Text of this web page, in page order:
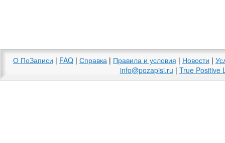
О ПоЗаписи | FAQ | Справка | Правила и условия | Новости |
info@pozapisi.ru | True Positive